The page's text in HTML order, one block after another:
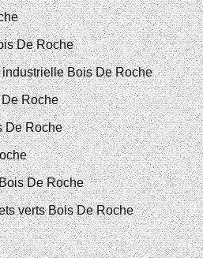
De Roche
Bois De Roche
Roche
De Roche
De Roche
verts Bois De Roche